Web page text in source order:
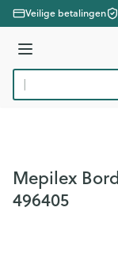
Ga naar de inhoud
Veilige betalingen
Menu
Product, merk,
Mepilex
496405